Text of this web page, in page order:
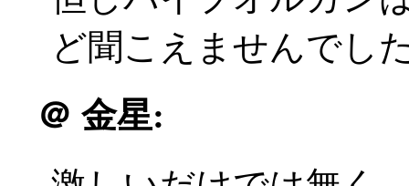
ど聞こえませんでし
＠ 金星: